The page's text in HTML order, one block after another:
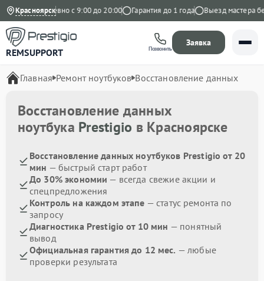
Красноярск
Ежедневно с 9:00 до 20:00 Гарантия до 1 года Выезд мастера
REMSUPPORT Позвонить
Заявка
Главная Ремонт ноутбуков Восстановление данных
Восстановление данных
ноутбука Prestigio в Красноярске
Восстановление данных ноутбуков Prestigio от 20
мин — быстрый старт работ
До 30% экономии — всегда свежие акции и
спецпредложения
Контроль на каждом этапе — статус ремонта по
запросу
Диагностика Prestigio от 10 мин — понятный
вывод
Официальная гарантия до 12 мес. — любые
проверки результата